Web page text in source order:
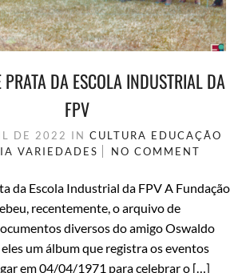
DA ESCOLA INDUSTRIAL DA
FPV
DE 2022 IN CULTURA EDUCAÇÃO
VARIEDADES NO COMMENT
da Escola Industrial da FPV A Fundação
recentemente, o arquivo de
diversos do amigo Oswaldo
um álbum que registra os eventos
em 04/04/1971 para celebrar o […]